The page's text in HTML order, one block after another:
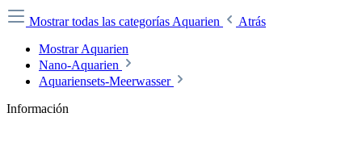
Mostrar todas las categorías Aquarien
Atrás
Mostrar Aquarien
Nano-Aquarien
Aquariensets-Meerwasser
Información